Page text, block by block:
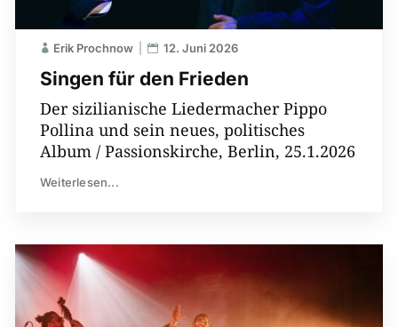
Singen für den Frieden
Erik Prochnow 12. Juni 2026
Der sizilianische Liedermacher Pippo
Pollina und sein neues, politisches
Album / Passionskirche, Berlin, 25.1.2026
Weiterlesen...